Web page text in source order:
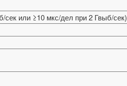
сек или ≥10 мкс/дел при 2 Гвыб/сек)